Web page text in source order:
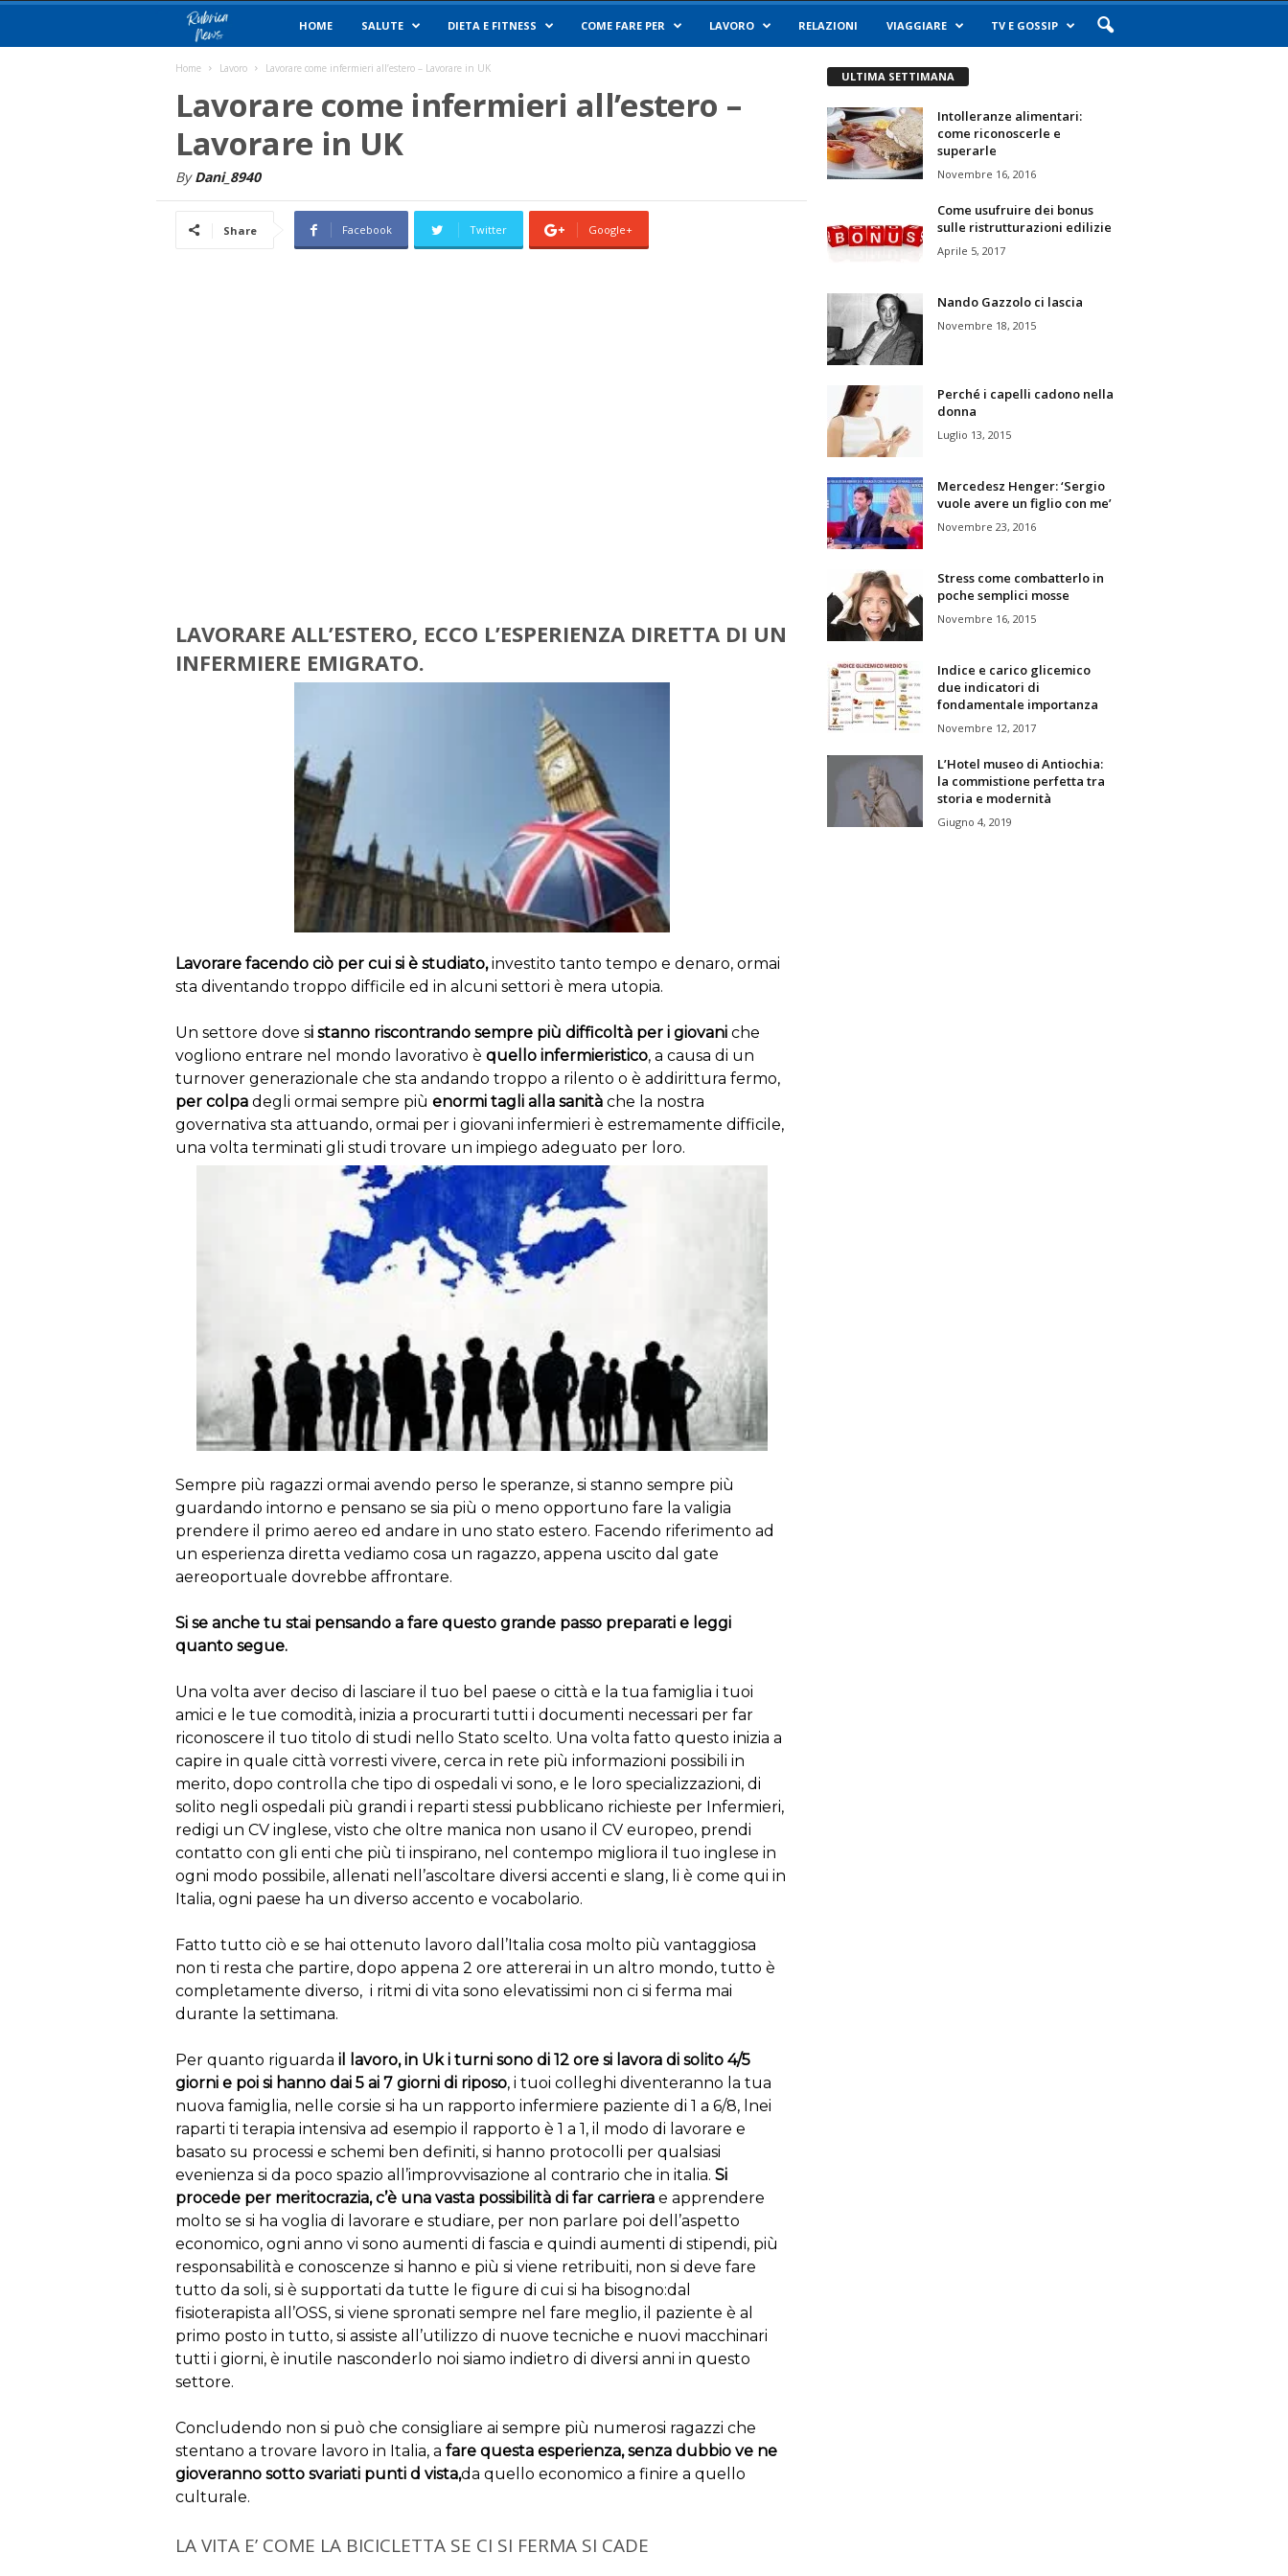
u
b
HOME SALUTE DIETA E FITNESS COME FARE PER LAVORO RELAZIONI VIAGGIARE TV E GOSSIP
Home Lavoro Lavorare come infermieri all’estero – Lavorare in UK
Lavorare come infermieri all’estero –
Lavorare in UK
By Dani_8940
Share Facebook Twitter Google+
LAVORARE ALL’ESTERO, ECCO L’ESPERIENZA DIRETTA DI UN
INFERMIERE EMIGRATO.
Lavorare facendo ciò per cui si è studiato,investito tanto tempo e denaro, ormai
sta diventando troppo difficile ed in alcuni settori è mera utopia.
Un settore dove si stanno riscontrando sempre più difficoltà per i giovaniche
vogliono entrare nel mondo lavorativo è quello infermieristico, a causa di un
turnover generazionale che sta andando troppo a rilento o è addirittura fermo,
per colpadegli ormai sempre più enormi tagli alla sanitàche la nostra
governativa sta attuando, ormai per i giovani infermieri è estremamente difficile,
una volta terminati gli studi trovare un impiego adeguato per loro.
Sempre più ragazzi ormai avendo perso le speranze, si stanno sempre più
guardando intorno e pensano se sia più o meno opportuno fare la valigia
prendere il primo aereo ed andare in uno stato estero. Facendo riferimento ad
un esperienza diretta vediamo cosa un ragazzo, appena uscito dal gate
aereoportuale dovrebbe affrontare.
Si se anche tu stai pensando a fare questo grande passo preparati e leggi
quanto segue.
Una volta aver deciso di lasciare il tuo bel paese o città e la tua famiglia i tuoi
amici e le tue comodità, inizia a procurarti tutti i documenti necessari per far
riconoscere il tuo titolo di studi nello Stato scelto. Una volta fatto questo inizia a
capire in quale città vorresti vivere, cerca in rete più informazioni possibili in
merito, dopo controlla che tipo di ospedali vi sono, e le loro specializzazioni, di
solito negli ospedali più grandi i reparti stessi pubblicano richieste per Infermieri,
redigi un CV inglese, visto che oltre manica non usano il CV europeo, prendi
contatto con gli enti che più ti inspirano, nel contempo migliora il tuo inglese in
ogni modo possibile, allenati nell’ascoltare diversi accenti e slang, li è come qui in
Italia, ogni paese ha un diverso accento e vocabolario.
Fatto tutto ciò e se hai ottenuto lavoro dall’Italia cosa molto più vantaggiosa
non ti resta che partire, dopo appena 2 ore attererai in un altro mondo, tutto è
completamente diverso, i ritmi di vita sono elevatissimi non ci si ferma mai
durante la settimana.
Per quanto riguarda il lavoro, in Uk i turni sono di 12 ore si lavora di solito 4/5
giorni e poi si hanno dai 5 ai 7 giorni di riposo, i tuoi colleghi diventeranno la tua
nuova famiglia, nelle corsie si ha un rapporto infermiere paziente di 1 a 6/8, lnei
raparti ti terapia intensiva ad esempio il rapporto è 1 a 1, il modo di lavorare e
basato su processi e schemi ben definiti, si hanno protocolli per qualsiasi
evenienza si da poco spazio all’improvvisazione al contrario che in italia. Si
procede per meritocrazia, c’è una vasta possibilità di far carrierae apprendere
molto se si ha voglia di lavorare e studiare, per non parlare poi dell’aspetto
economico, ogni anno vi sono aumenti di fascia e quindi aumenti di stipendi, più
responsabilità e conoscenze si hanno e più si viene retribuiti, non si deve fare
tutto da soli, si è supportati da tutte le figure di cui si ha bisogno:dal
fisioterapista all’OSS, si viene spronati sempre nel fare meglio, il paziente è al
primo posto in tutto, si assiste all’utilizzo di nuove tecniche e nuovi macchinari
tutti i giorni, è inutile nasconderlo noi siamo indietro di diversi anni in questo
settore.
Concludendo non si può che consigliare ai sempre più numerosi ragazzi che
stentano a trovare lavoro in Italia, a fare questa esperienza, senza dubbio ve ne
gioveranno sotto svariati punti d vista,da quello economico a finire a quello
culturale.
LA VITA E’ COME LA BICICLETTA SE CI SI FERMA SI CADE
ULTIMA SETTIMANA
Intolleranze alimentari:
come riconoscerle e
superarle
Novembre 16, 2016
Come usufruire dei bonus
sulle ristrutturazioni edilizie
Aprile 5, 2017
Nando Gazzolo ci lascia
Novembre 18, 2015
Perché i capelli cadono nella
donna
Luglio 13, 2015
Mercedesz Henger: ‘Sergio
vuole avere un figlio con me’
Novembre 23, 2016
Stress come combatterlo in
poche semplici mosse
Novembre 16, 2015
Indice e carico glicemico
due indicatori di
fondamentale importanza
Novembre 12, 2017
L’Hotel museo di Antiochia:
la commistione perfetta tra
storia e modernità
Giugno 4, 2019